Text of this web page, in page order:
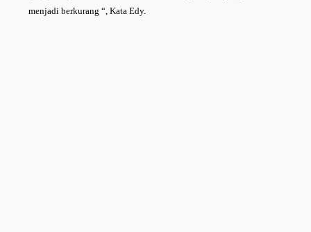
menjadi berkurang “, Kata Edy.